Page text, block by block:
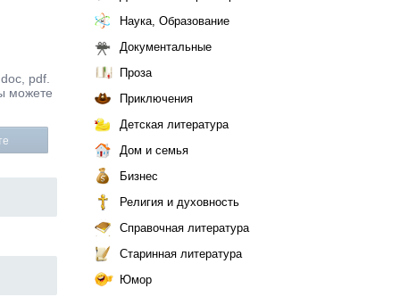
pdf.
можете
Наука, Образование
Документальные
Проза
Приключения
Детская литература
Дом и семья
Бизнес
Религия и духовность
Справочная литература
Старинная литература
Юмор